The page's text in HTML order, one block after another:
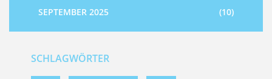
SEPTEMBER 2025
(10)
SCHLAGWÖRTER